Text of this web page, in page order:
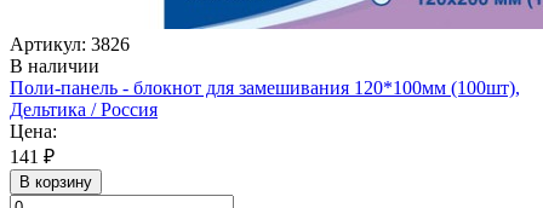
Артикул: 3826
В наличии
Поли-панель - блокнот для замешивания 120*100мм (100шт),
Дельтика / Россия
Цена:
141 ₽
В корзину